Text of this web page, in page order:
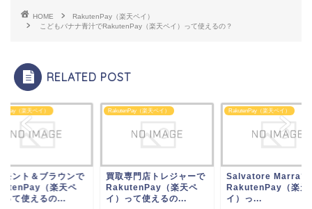
HOME
RakutenPay（楽天ペイ）
こどもバナナ青汁でRakutenPay（楽天ペイ）って使えるの？
RELATED POST
（楽天ペイ）
専門店トレジャーで
（楽天ペ
って使えるの...
RakutenPay（楽天ペイ）
Salvatore Marraで
RakutenPay（楽天ペ
イ）っ...
RakutenPay（楽天ペイ）
ボーモント＆ブラウ
RakutenPay（楽天
イ）って使えるの...